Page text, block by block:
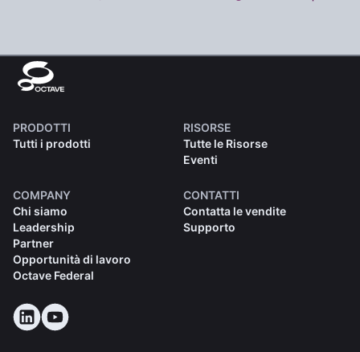
PRODOTTI
Tutti i prodotti
RISORSE
Tutte le Risorse
Eventi
COMPANY
Chi siamo
Leadership
Partner
Opportunità di lavoro
Octave Federal
CONTATTI
Contatta le vendite
Supporto